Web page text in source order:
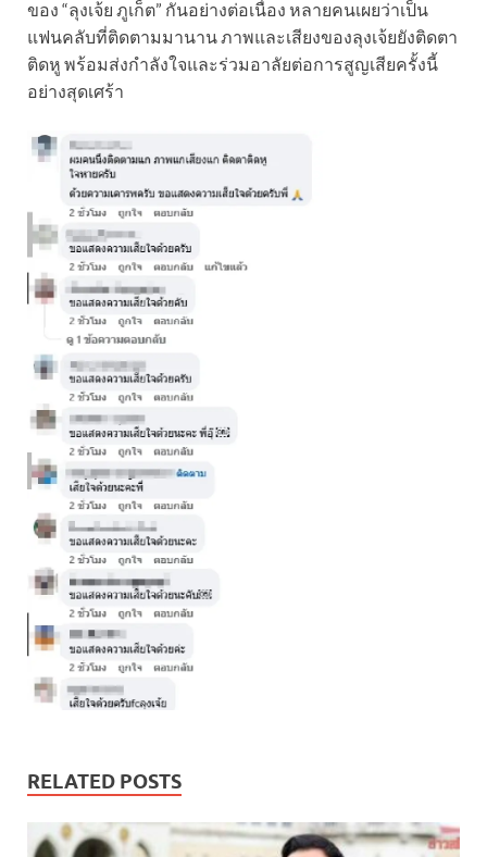
ของ “ลุงเจ้ย ภูเก็ต” กันอย่างต่อเนื่อง หลายคนเผยว่าเป็น
แฟนคลับที่ติดตามมานาน ภาพและเสียงของลุงเจ้ยยังติดตา
ติดหู พร้อมส่งกำลังใจและร่วมอาลัยต่อการสูญเสียครั้งนี้
อย่างสุดเศร้า
RELATED POSTS